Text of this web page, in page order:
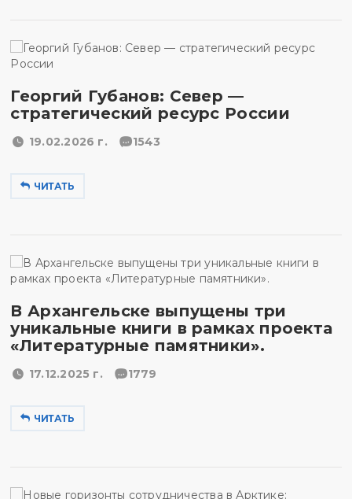
Георгий Губанов: Север —
стратегический ресурс России
19.02.2026 г. 1543
ЧИТАТЬ
В Архангельске выпущены три
уникальные книги в рамках проекта
«Литературные памятники».
17.12.2025 г. 1779
ЧИТАТЬ